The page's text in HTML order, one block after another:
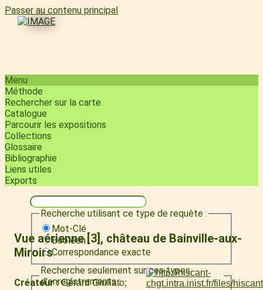
Passer au contenu principal
Menu
Méthode
Rechercher sur la carte
Catalogue
Parcourir les expositions
Collections
Glossaire
Bibliographie
Liens utiles
Exports
Recherche utilisant ce type de requête :
Mot-Clé
Booléen
Correspondance exacte
Recherche seulement sur ces types
d'enregistrements :
Vue aérienne [3], château de Bainville-aux-
Miroirs
Créateur
Gérard Giuliato